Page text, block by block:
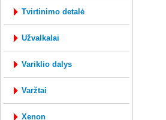
tvirtinimo detalė
užvalkalai
variklio dalys
varžtai
xenon